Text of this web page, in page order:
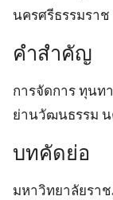
นครศรีธรรมราช
คำสำคัญ
การจัดการ ทุนท
ย่านวัฒนธรรม น
บทคัดย่อ
มหาวิทยาลัยรา